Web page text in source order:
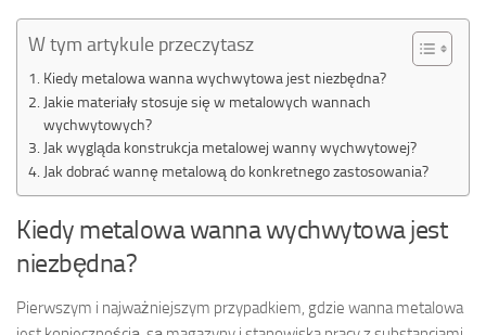
W tym artykule przeczytasz
Kiedy metalowa wanna wychwytowa jest niezbędna?
Jakie materiały stosuje się w metalowych wannach
wychwytowych?
Jak wygląda konstrukcja metalowej wanny wychwytowej?
Jak dobrać wannę metalową do konkretnego zastosowania?
Kiedy metalowa wanna wychwytowa jest
niezbędna?
Pierwszym i najważniejszym przypadkiem, gdzie wanna metalowa